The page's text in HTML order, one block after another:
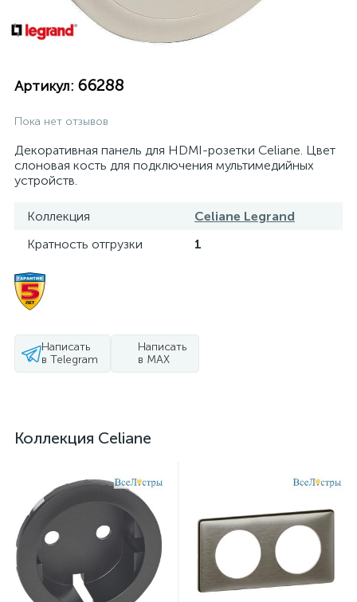
Артикул: 66288
Пока нет отзывов
Декоративная панель для HDMI-розетки Celiane. Цвет
слоновая кость для подключения мультимедийных
устройств.
Коллекция
Celiane Legrand
Кратность отгрузки
1
Написать
в Telegram
Написать
в MAX
Коллекция Celiane